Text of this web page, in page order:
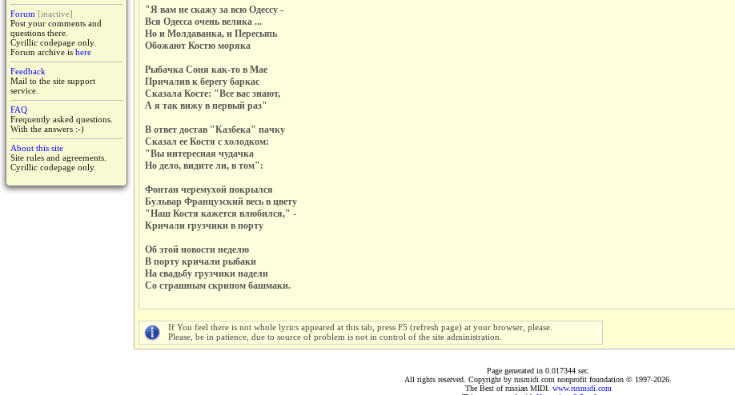
Forum [inactive]
Post your comments and
questions there.
Cyrillic codepage only.
Forum archive is here
Feedback
Mail to the site support
service.
FAQ
Frequently asked questions.
With the answers :-)
About this site
Site rules and agreements.
Cyrillic codepage only.
"Я вам не скажу за всю Одессу -
Вся Одесса очень велика ...
Но и Молдаванка, и Пересыпь
Обожают Костю моряка
Рыбачка Соня как-то в Мае
Причалив к берегу баркас
Сказала Косте: "Все вас знают,
А я так вижу в первый раз"
В ответ достав "Казбека" пачку
Сказал ее Костя с холодком:
"Вы интересная чудачка
Но дело, видите ли, в том":
Фонтан черемухой покрылся
Бульвар Французский весь в цвету
"Наш Костя кажется влюбился," -
Кричали грузчики в порту
Об этой новости неделю
В порту кричали рыбаки
На свадьбу грузчики надели
Со страшным скрипом башмаки.
If You feel there is not whole lyrics appeared at this tab, press F5 (refresh page) at your browser, please.
Please, be in patience, due to source of problem is not in control of the site administration.
Page generated in 0.017344 sec.
All rights reserved. Copyright by rusmidi.com nonprofit foundation © 1997-2026.
The Best of russian MIDI. www.rusmidi.com